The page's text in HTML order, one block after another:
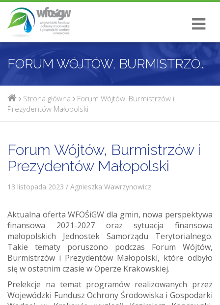
FORUM WÓJTÓW, BURMISTRZÓW I PREZYDENTÓW MAŁOPOLSKI
Strona główna
Forum Wójtów, Burmistrzów i
Prezydentów Małopolski
Forum Wójtów, Burmistrzów i
Prezydentów Małopolski
13 listopada 2023 / Agnieszka Wawrzynowicz
Aktualna oferta WFOŚiGW dla gmin, nowa perspektywa
finansowa 2021-2027 oraz sytuacja finansowa
małopolskich Jednostek Samorządu Terytorialnego.
Takie tematy poruszono podczas Forum Wójtów,
Burmistrzów i Prezydentów Małopolski, które odbyło
się w ostatnim czasie w Operze Krakowskiej.
Prelekcje na temat programów realizowanych przez
Wojewódzki Fundusz Ochrony Środowiska i Gospodarki